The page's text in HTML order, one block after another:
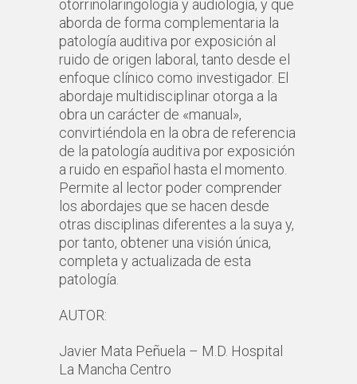
otorrinolaringología y audiología, y que
aborda de forma complementaria la
patología auditiva por exposición al
ruido de origen laboral, tanto desde el
enfoque clínico como investigador. El
abordaje multidisciplinar otorga a la
obra un carácter de «manual»,
convirtiéndola en la obra de referencia
de la patología auditiva por exposición
a ruido en español hasta el momento.
Permite al lector poder comprender
los abordajes que se hacen desde
otras disciplinas diferentes a la suya y,
por tanto, obtener una visión única,
completa y actualizada de esta
patología.
AUTOR:
Javier Mata Peñuela – M.D. Hospital
La Mancha Centro